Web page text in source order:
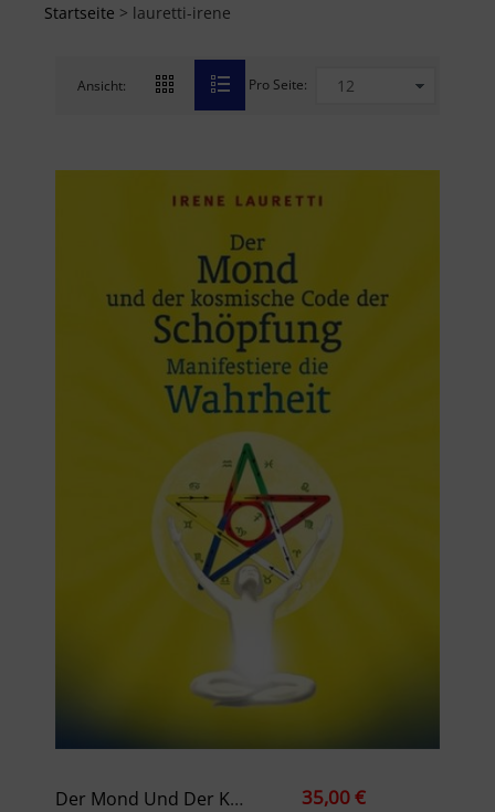
Startseite > lauretti-irene
Ansicht: Pro Seite:
Der Mond Und Der Kosmische Code Der Schöpfung: Manifestiere Die Wahrheit 35,00 €